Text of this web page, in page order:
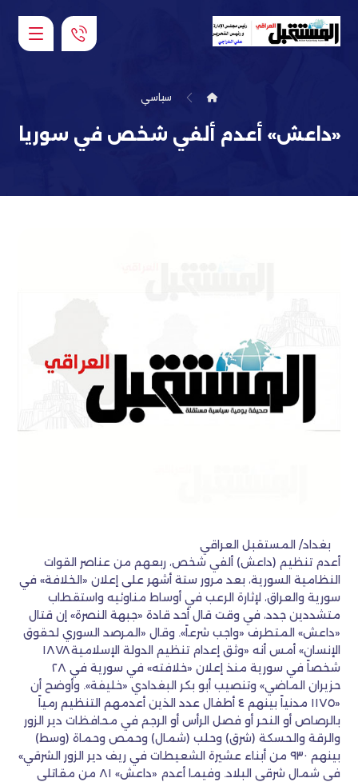
سياسي
«داعش» أعدم ألفي شخص في سوريا
بغداد/ المستقبل العراقي
أعدم تنظيم (داعش) ألفي شخص، ربعهم من عناصر القوات
النظامية السورية، بعد مرور ستة أشهر على إعلان «الخلافة» في
سورية والعراق، لإثارة الرعب في أوساط مناوئيه واستقطاب
متشددين جدد، في وقت قال أحد قادة «جبهة النصرة» إن قتال
«داعش» المتطرف «واجب شرعاً». وقال «المرصد السوري لحقوق
الإنسان» أمس أنه «وثق إعدام تنظيم الدولة الإسلامية ١٨٧٨
شخصاً في سورية منذ إعلان «خلافته» في سورية في ٢٨
حزيران الماضي» وتنصيب أبو بكر البغدادي «خليفة». وأوضح أن
«١١٧٥ مدنياً بينهم ٤ أطفال عدد الذين أعدمهم التنظيم رمياً
بالرصاص أو النحر أو فصل الرأس أو الرجم في محافظات دير الزور
والرقة والحسكة (شرق) وحلب (شمال) وحمص وحماة (وسط)
بينهم ٩٣٠ من أبناء عشيرة الشعيطات في ريف دير الزور الشرقي»
في شمال شرقي البلاد. وفيما أعدم «داعش» ٨١ من مقاتلي